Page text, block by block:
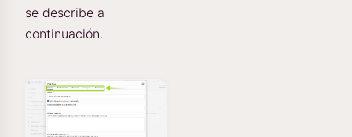
se describe a
continuación.